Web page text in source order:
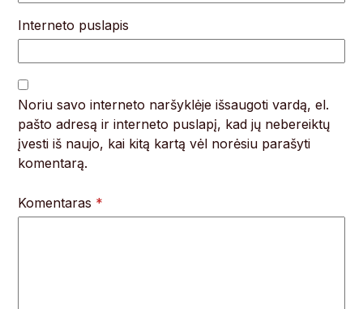
Interneto puslapis
Noriu savo interneto naršyklėje išsaugoti vardą, el.
pašto adresą ir interneto puslapį, kad jų nebereiktų
įvesti iš naujo, kai kitą kartą vėl norėsiu parašyti
komentarą.
Komentaras *